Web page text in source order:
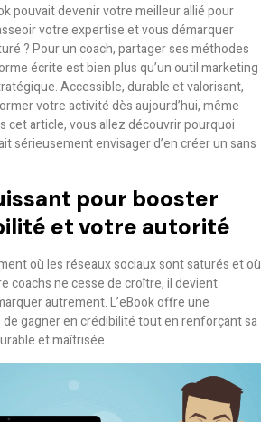
pouvait devenir votre meilleur allié pour
votre expertise et vous démarquer
? Pour un coach, partager ses méthodes
écrite est bien plus qu’un outil marketing
Accessible, durable et valorisant,
votre activité dès aujourd’hui, même
cet article, vous allez découvrir pourquoi
sérieusement envisager d’en créer un sans
pour booster
et votre autorité
où les réseaux sociaux sont saturés et où
coachs ne cesse de croître, il devient
autrement. L’eBook offre une
gagner en crédibilité tout en renforçant sa
et maîtrisée.